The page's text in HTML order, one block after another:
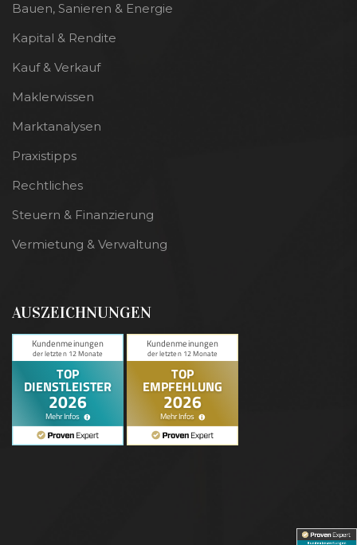
Bauen, Sanieren & Energie
Kapital & Rendite
Kauf & Verkauf
Maklerwissen
Marktanalysen
Praxistipps
Rechtliches
Steuern & Finanzierung
Vermietung & Verwaltung
AUSZEICHNUNGEN